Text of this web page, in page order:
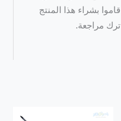
قاموا بشراء هذا المنتج
ترك مراجعة.